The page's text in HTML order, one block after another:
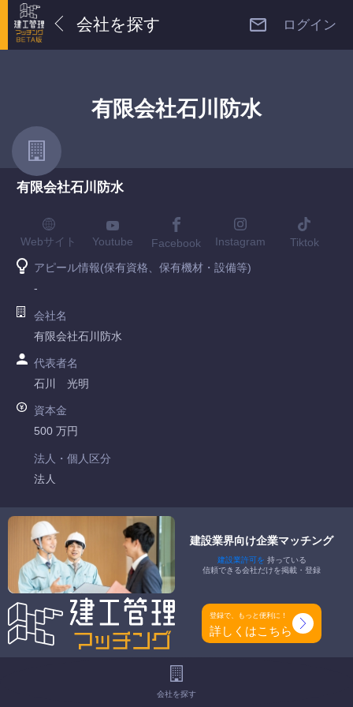
会社を探す ログイン
有限会社石川防水
有限会社石川防水
Webサイト Youtube Facebook Instagram Tiktok
アピール情報(保有資格、保有機材・設備等)
-
会社名
有限会社石川防水
代表者名
石川 光明
資本金
500 万円
法人・個人区分
法人
許可番号
静岡県知事許可 第026119号
特定建設業
-
一般建設業
防水工事業
建設業界向け企業マッチング
建設業許可を 持っている
信頼できる会社だけを掲載・登録
登録で、もっと便利に！
詳しくはこちら
会社を探す